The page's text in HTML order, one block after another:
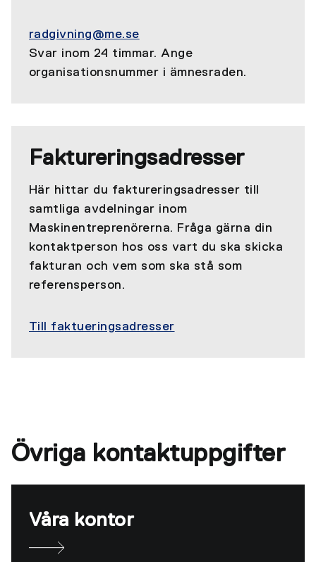
radgivning@me.se
Svar inom 24 timmar. Ange
organisationsnummer i ämnesraden.
Faktureringsadresser
Här hittar du faktureringsadresser till
samtliga avdelningar inom
Maskinentreprenörerna. Fråga gärna din
kontaktperson hos oss vart du ska skicka
fakturan och vem som ska stå som
referensperson.
Till faktueringsadresser
Övriga kontaktuppgifter
Våra kontor